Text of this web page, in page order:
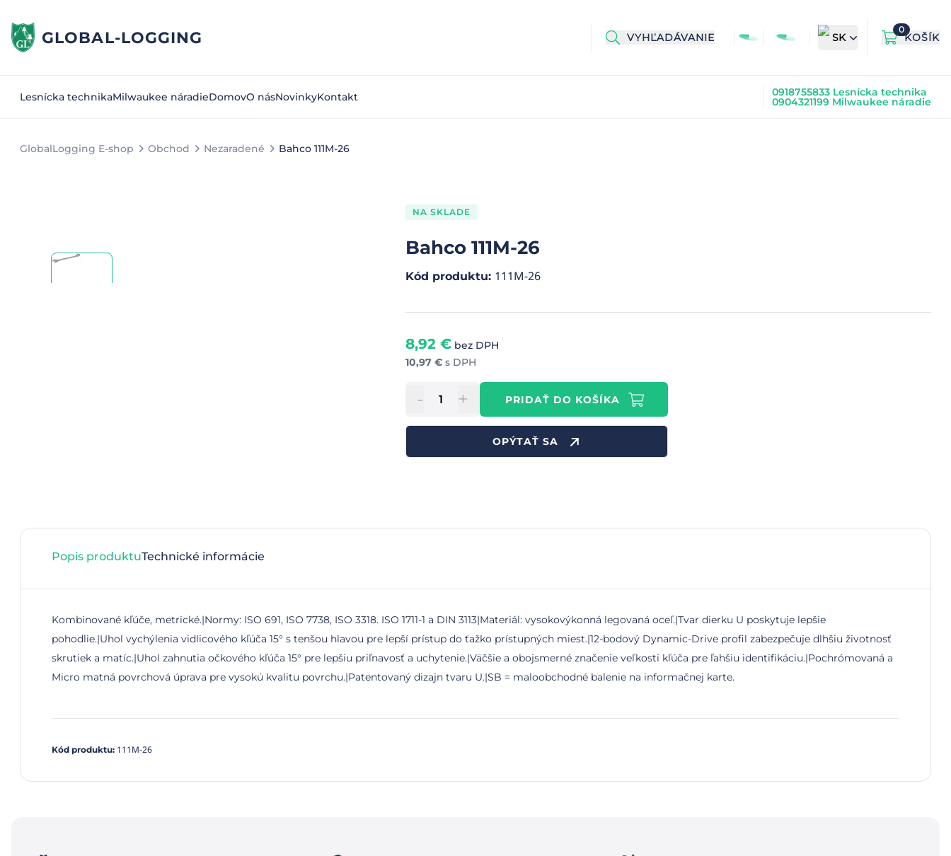
GLOBAL-LOGGING VYHĽADÁVANIE SK
0
KOŠÍK
Lesnícka technikaMilwaukee náradieDomovO násNovinkyKontakt 0918755833 Lesnícka technika
0904321199 Milwaukee náradie
GlobalLogging E-shop Obchod Nezaradené Bahco 111M-26
NA SKLADE
Bahco 111M-26
Kód produktu: 111M-26
8,92 € bez DPH
10,97 € s DPH
- + PRIDAŤ DO KOŠÍKA
OPÝTAŤ SA
Popis produktuTechnické informácie
Kombinované kľúče, metrické.|Normy: ISO 691, ISO 7738, ISO 3318. ISO 1711-1 a DIN 3113|Materiál: vysokovýkonná legovaná oceľ.|Tvar dierku U poskytuje lepšie
pohodlie.|Uhol vychýlenia vidlicového kľúča 15° s tenšou hlavou pre lepší prístup do ťažko prístupných miest.|12-bodový Dynamic-Drive profil zabezpečuje dlhšiu životnosť
skrutiek a matíc.|Uhol zahnutia očkového kľúča 15° pre lepšiu priľnavosť a uchytenie.|Väčšie a obojsmerné značenie veľkosti kľúča pre ľahšiu identifikáciu.|Pochrómovaná a
Micro matná povrchová úprava pre vysokú kvalitu povrchu.|Patentovaný dizajn tvaru U.|SB = maloobchodné balenie na informačnej karte.
Kód produktu: 111M-26